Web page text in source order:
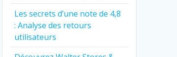
Les secrets d’une note de 4,8
: Analyse des retours
utilisateurs